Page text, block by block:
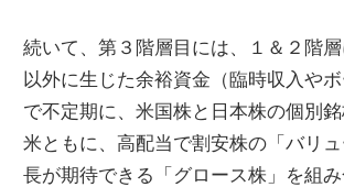
続いて、第３階層目には、１＆２階
以外に生じた余裕資金（臨時収入やボ
で不定期に、米国株と日本株の個別
米ともに、高配当で割安株の「バリ
長が期待できる「グロース株」を組み